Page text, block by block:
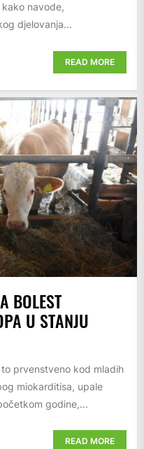
navode,
djelovanja...
READ MORE
BOLEST
U STANJU
prvenstveno kod mladih
miokarditisa, upale
godine,...
READ MORE